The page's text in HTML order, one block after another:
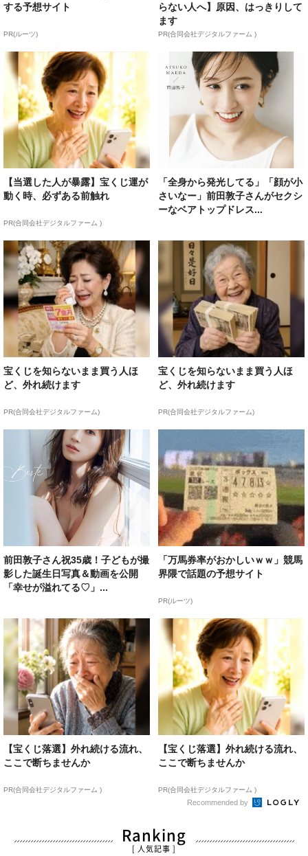
する予想サイト
PR(ルーツ)
らない人へ】原因、はっきりして
ます
PR(合同会社デジタルファーム )
【当選した人が暴露】宝くじ運が
動く時、必ずある前触れ
PR(合同会社デジタルファーム )
「全身から発光してる」「顔が小
さいなー」前田敦子さんがセクシ
ーなベアトップドレス...
宝くじを知らないまま買う人ほ
ど、外れ続けます
PR(合同会社デジタルファーム)
宝くじを知らないまま買う人ほ
ど、外れ続けます
PR(合同会社デジタルファーム)
前田敦子さん祝35歳！子どもが撮
影した誕生日写真＆動画を公開
「幸せが溢れてる♡」...
「万馬券率がおかしいｗｗ」競馬
界隈で話題の予想サイト
PR(ルーツ)
【宝くじ落選】外れ続ける流れ、
ここで断ちませんか
PR(合同会社デジタルファーム )
【宝くじ落選】外れ続ける流れ、
ここで断ちませんか
PR(合同会社デジタルファーム )
Recommended by
Ranking
[ 人気記事 ]